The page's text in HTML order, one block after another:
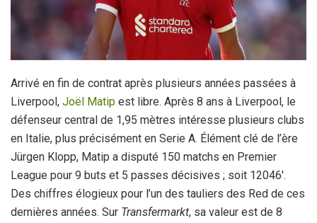
Arrivé en fin de contrat après plusieurs années passées à
Liverpool, Joël Matip est libre. Après 8 ans à Liverpool, le
défenseur central de 1,95 mètres intéresse plusieurs clubs
en Italie, plus précisément en Serie A. Élément clé de l’ère
Jürgen Klopp, Matip a disputé 150 matchs en Premier
League pour 9 buts et 5 passes décisives ; soit 12046′.
Des chiffres élogieux pour l’un des tauliers des Red de ces
dernières années. Sur Transfermarkt, sa valeur est de 8